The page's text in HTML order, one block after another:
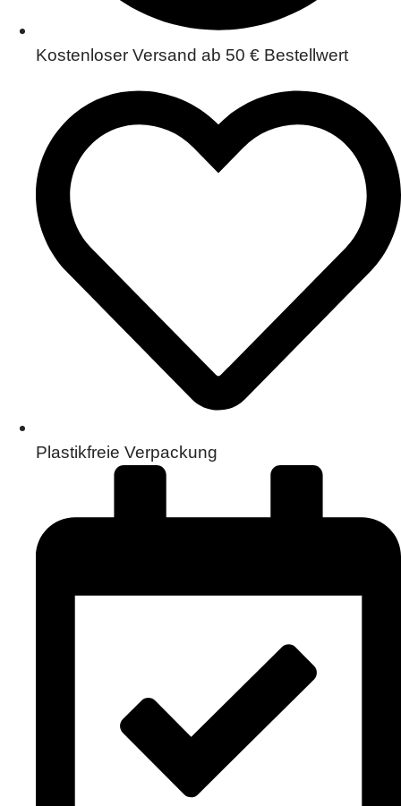
Kostenloser Versand ab 50 € Bestellwert
Plastikfreie Verpackung